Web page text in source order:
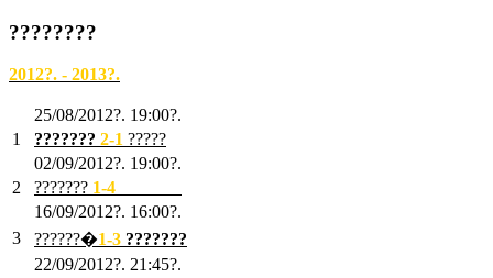
????????
2012?. - 2013?.
25/08/2012?. 19:00?.
1
??????? 2-1 ?????
02/09/2012?. 19:00?.
2
??????? 1-4
16/09/2012?. 16:00?.
3
??????�1-3 ???????
22/09/2012?. 21:45?.